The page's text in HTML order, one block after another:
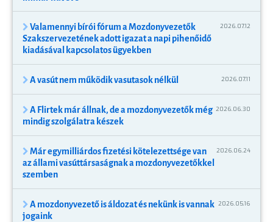
Valamennyi bírói fórum a Mozdonyvezetők
Szakszervezetének adott igazat a napi pihenőidő
kiadásával kapcsolatos ügyekben
2026.07.12
A vasút nem működik vasutasok nélkül 2026.07.11
A Flirtek már állnak, de a mozdonyvezetők még
mindig szolgálatra készek
2026.06.30
Már egymilliárdos fizetési kötelezettsége van
az állami vasúttársaságnak a mozdonyvezetőkkel
szemben
2026.06.24
A mozdonyvezető is áldozat és nekünk is vannak
jogaink
2026.05.16